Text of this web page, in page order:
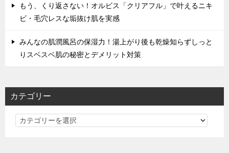
もう、くり返さない！オルビス「クリアフル」で叶えるニキ
ビ・毛穴レスな垢抜け肌を実感
みんなの肌潤風呂の保湿力！湯上がり後も乾燥知らずしっと
りスベスベ肌の秘密とデメリット対策
カテゴリー
カ